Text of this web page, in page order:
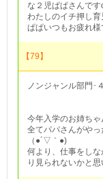
な２児ぱぱさんで
わたしのイチ押し
ぱぱいつもお疲れ様
【79】
ノンジャンル部門･
今年入学のお姉ちゃ
全てパパさんがや
（●´▽｀●)
何より、仕事をし
り見られないかと思